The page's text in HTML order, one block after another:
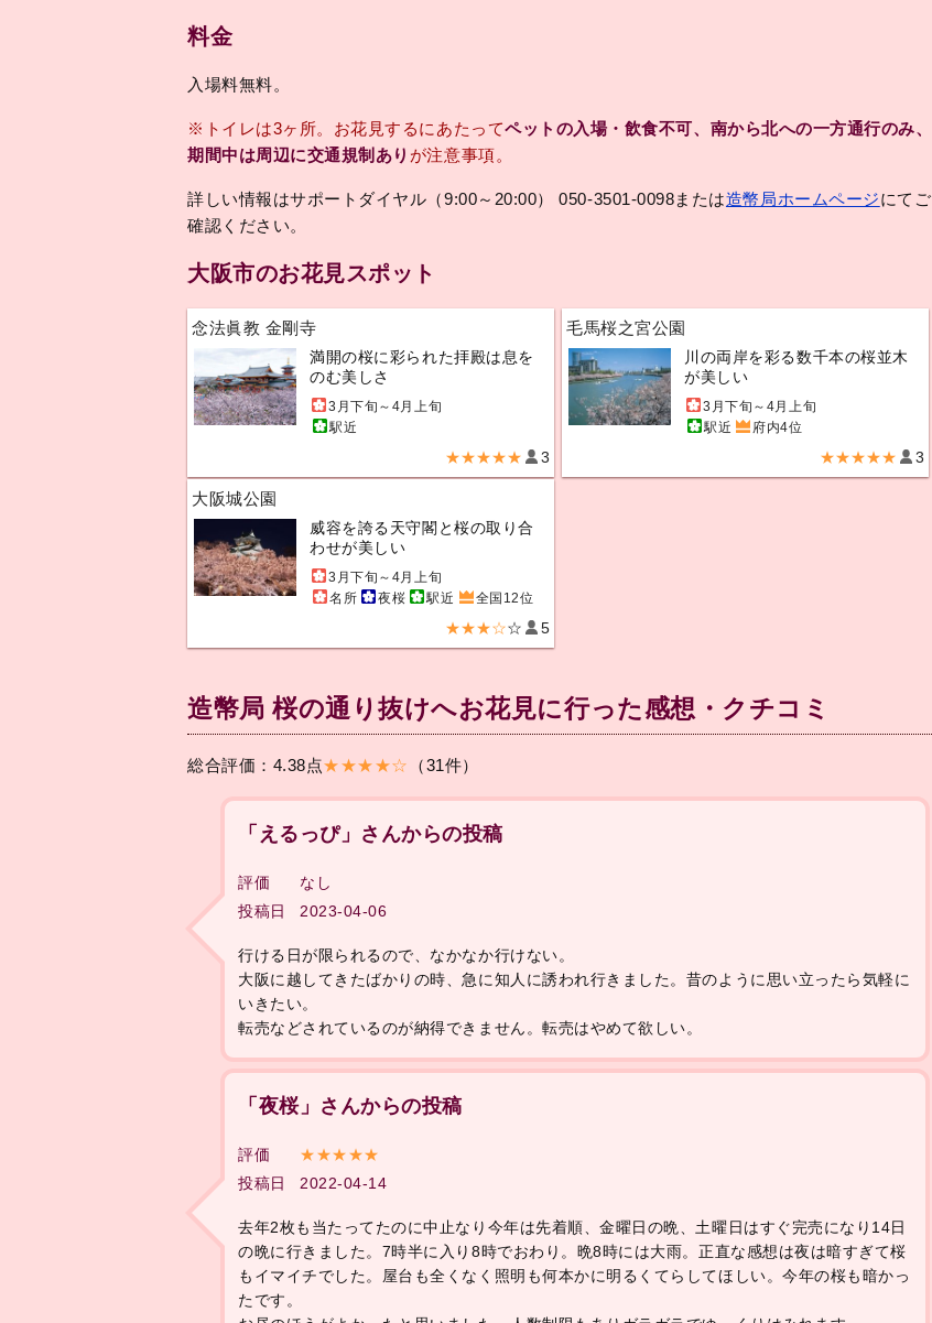
料金
入場料無料。
※トイレは3ヶ所。お花見するにあたってペットの入場・飲食不可、南から北への一方通行のみ、
期間中は周辺に交通規制あり が注意事項。
詳しい情報はサポートダイヤル（9:00～20:00） 050-3501-0098または造幣局ホームページにてご
確認ください。
大阪市のお花見スポット
念法眞教 金剛寺
満開の桜に彩られた拝殿は息を
のむ美しさ
3月下旬～4月上旬
駅近
★★★★★ 3
毛馬桜之宮公園
川の両岸を彩る数千本の桜並木
が美しい
3月下旬～4月上旬
駅近
府内4位
★★★★★ 3
大阪城公園
威容を誇る天守閣と桜の取り合
わせが美しい
3月下旬～4月上旬
名所
夜桜 駅近 全国12位
★★★☆☆ 5
造幣局 桜の通り抜けへお花見に行った感想・クチコミ
総合評価：4.38点★★★★☆ （31件）
「えるっぴ」さんからの投稿
評価
なし
投稿日
2023-04-06
行ける日が限られるので、なかなか行けない。
大阪に越してきたばかりの時、急に知人に誘われ行きました。昔のように思い立ったら気軽に
いきたい。
転売などされているのが納得できません。転売はやめて欲しい。
「夜桜」さんからの投稿
評価
★★★★★
投稿日
2022-04-14
去年2枚も当たってたのに中止なり今年は先着順、金曜日の晩、土曜日はすぐ完売になり14日
の晩に行きました。7時半に入り8時でおわり。晩8時には大雨。正直な感想は夜は暗すぎて桜
もイマイチでした。屋台も全くなく照明も何本かに明るくてらしてほしい。今年の桜も暗かっ
たです。